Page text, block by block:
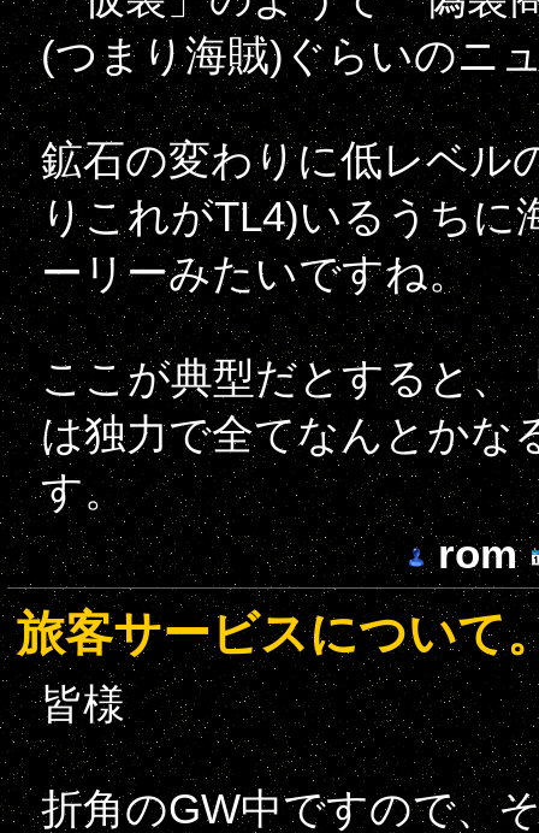
(つまり海賊)ぐらいのニ
鉱石の変わりに低レベル
りこれがTL4)いるうちに
ーリーみたいですね。
ここが典型だとすると、
は独力で全てなんとかな
す。
rom
旅客サービスについて
皆様
折角のGW中ですので、